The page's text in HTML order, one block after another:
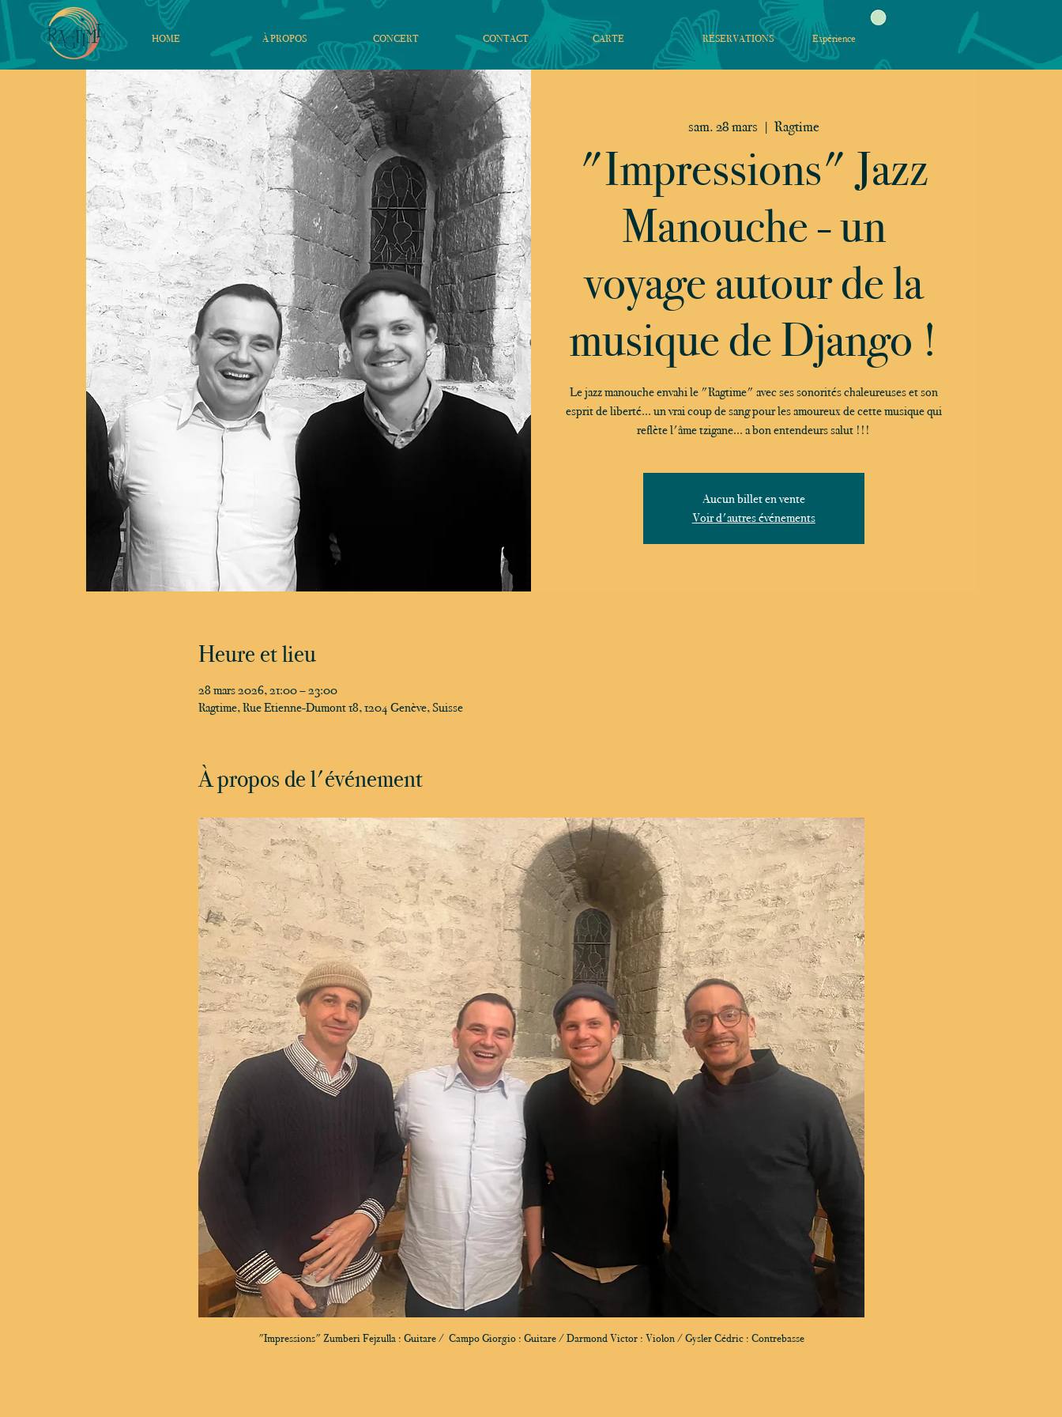
HOME À PROPOS CONCERT CONTACT CARTE RÉSERVATIONS Expérience
sam. 28 mars
  |
Ragtime
"Impressions" Jazz
Manouche - un
voyage autour de la
musique de Django !
Le jazz manouche envahi le "Ragtime" avec ses sonorités chaleureuses et son
esprit de liberté... un vrai coup de sang pour les amoureux de cette musique qui
Aucun billet en vente
Voir d'autres événements
Heure et lieu
28 mars 2026, 21:00 – 23:00
Ragtime, Rue Etienne-Dumont 18, 1204 Genève, Suisse
À propos de l'événement
"Impressions" Zumberi Fejzulla : Guitare /  Campo Giorgio : Guitare / Darmond Victor : Violon / Gysler Cédric : Contrebasse